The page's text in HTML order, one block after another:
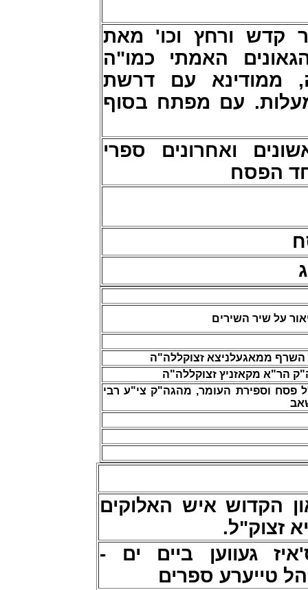
קדש ורחץ וכו' מאת
האמתי כמו"ה
ממודינא עם דרשת
עם מפתח בסוף
ואחרונים ספרי
חד הפסח
על שיר השירים
השרף ממאגעלניצא זצוקללה"ה
הר"א מקאזניץ זצוקללה"ה
פסח וספירת העומר, מהגה"ק צי"ע רבי
הקדוש איש האלוקים
זצוק"ל.
געווען ביים ים -
טייערע ספרים